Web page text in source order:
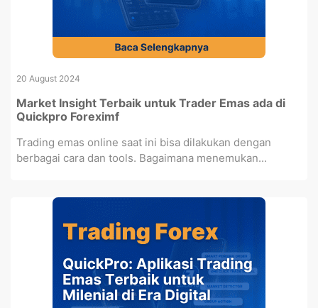
20 August 2024
Market Insight Terbaik untuk Trader Emas ada di
Quickpro Foreximf
Trading emas online saat ini bisa dilakukan dengan
berbagai cara dan tools. Bagaimana menemukan...